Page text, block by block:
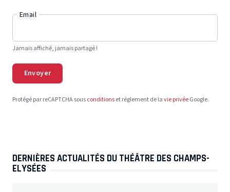
Email
Jamais affiché, jamais partagé !
Envoyer
Protégé par reCAPTCHA sousconditionset règlement de lavie privéeGoogle.
DERNIÈRES ACTUALITÉS DU THÉÂTRE DES CHAMPS-
ELYSÉES